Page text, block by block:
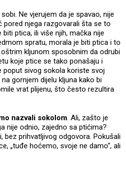
Ne vjerujem da je spavao, nije
njega razgovarali šta se to
biti ptica, ili više njih, mačka nije
spratu, morala je biti ptica i to
kljunom sposobnim da odrubi
koje ptice se tako ponašaju i
poput sivog sokola koriste svoj
gornjem dijelu kljuna kako bi
vrat plijenu, što često rezultira
nazvali sokolom. Ali, zašto je
nije odnio, zajedno sa ptićima?
bez prihvatljivog odgovora. Pokušali
„tuđe hoćemo, svoje ne damo“, ali